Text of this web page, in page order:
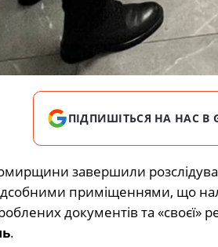
ПІДПИШІТЬСЯ НА НАС В
завершили
приміщеннями, що
документів та «своєї»
.